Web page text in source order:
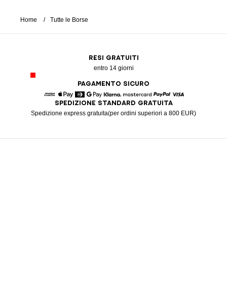
Home Tutte le Borse
RESI GRATUITI
entro 14 giorni
PAGAMENTO SICURO
American Express
Apple Pay
DinersGoogle Pay
Klarna MastercardPaypal
SPEDIZIONE STANDARD GRATUITA
Spedizione express gratuita(per ordini superiori a 800 EUR)